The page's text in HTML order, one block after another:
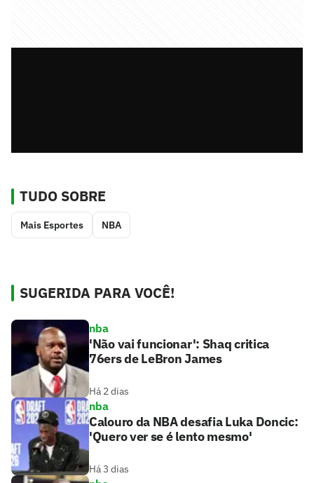
TUDO SOBRE
Mais Esportes NBA
SUGERIDA PARA VOCÊ!
nba
'Não vai funcionar': Shaq critica
76ers de LeBron James
Há 2 dias
nba
Calouro da NBA desafia Luka Doncic:
'Quero ver se é lento mesmo'
Há 3 dias